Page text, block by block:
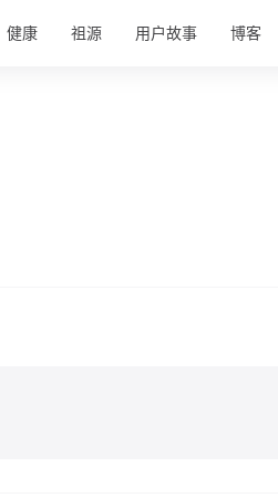
健康 祖源 用户故事 博客